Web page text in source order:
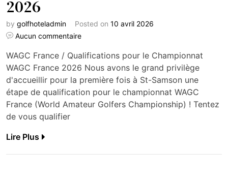
2026
by golfhoteladmin Posted on 10 avril 2026
Aucun commentaire
WAGC France / Qualifications pour le Championnat
WAGC France 2026 Nous avons le grand privilège
d'accueillir pour la première fois à St-Samson une
étape de qualification pour le championnat WAGC
France (World Amateur Golfers Championship) ! Tentez
de vous qualifier
Lire Plus